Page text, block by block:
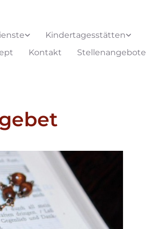
Kindertagesstätten
Kontakt Stellenangebote